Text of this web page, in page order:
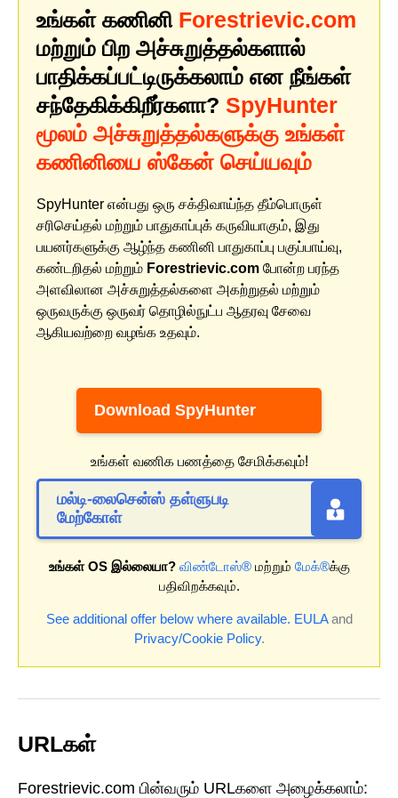
உங்கள் கணினி Forestrievic.com
மற்றும் பிற அச்சுறுத்தல்களால்
பாதிக்கப்பட்டிருக்கலாம் என நீங்கள்
சந்தேகிக்கிறீர்களா? SpyHunter
மூலம் அச்சுறுத்தல்களுக்கு உங்கள்
கணினியை ஸ்கேன் செய்யவும்
SpyHunter என்பது ஒரு சக்திவாய்ந்த தீம்பொருள்
சரிசெய்தல் மற்றும் பாதுகாப்புக் கருவியாகும், இது
பயனர்களுக்கு ஆழ்ந்த கணினி பாதுகாப்பு பகுப்பாய்வு,
கண்டறிதல் மற்றும் Forestrievic.com போன்ற பரந்த
அளவிலான அச்சுறுத்தல்களை அகற்றுதல் மற்றும்
ஒருவருக்கு ஒருவர் தொழில்நுட்ப ஆதரவு சேவை
ஆகியவற்றை வழங்க உதவும்.
Download SpyHunter
உங்கள் வணிக பணத்தை சேமிக்கவும்!
மல்டி-லைசென்ஸ் தள்ளுபடி
மேற்கோள்
உங்கள் OS இல்லையா? விண்டோஸ்®மற்றும் மேக்®க்கு
பதிவிறக்கவும்.
See additional offer below where available. EULAand
Privacy/Cookie Policy.
URLகள்
Forestrievic.com பின்வரும் URLகளை அழைக்கலாம்: